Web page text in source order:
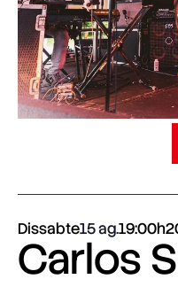
Dissabte15 ag.19:00h
Carlos